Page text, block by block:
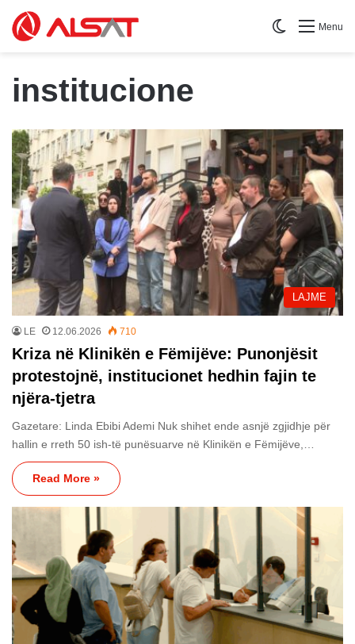
Menu
Switch skin
institucione
LAJME
LE 12.06.2026 710
Kriza në Klinikën e Fëmijëve: Punonjësit
protestojnë, institucionet hedhin fajin te
njëra-tjetra
Gazetare: Linda Ebibi Ademi Nuk shihet ende asnjë zgjidhje për
hallin e rreth 50 ish-të punësuarve në Klinikën e Fëmijëve,…
Read More »